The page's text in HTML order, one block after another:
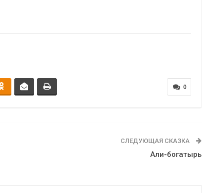
0
СЛЕДУЮЩАЯ СКАЗКА
Али-богатырь